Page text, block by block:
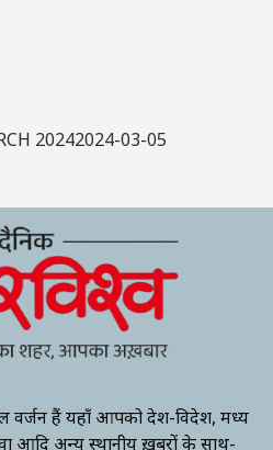
20242024-03-05
वर्जन हैं यहाँ आपको देश-विदेश, मध्य
आदि अन्य स्थानीय ख़बरों के साथ-